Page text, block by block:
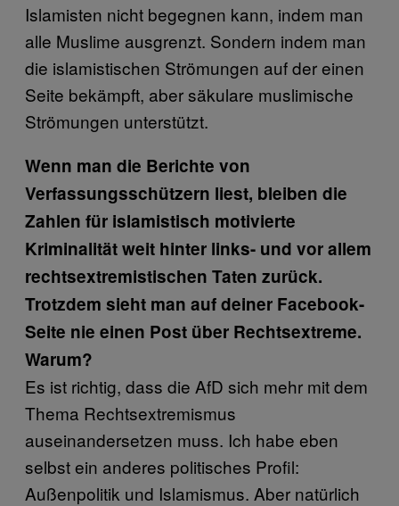
Islamisten nicht begegnen kann, indem man
alle Muslime ausgrenzt. Sondern indem man
die islamistischen Strömungen auf der einen
Seite bekämpft, aber säkulare muslimische
Strömungen unterstützt.
Wenn man die Berichte von
Verfassungsschützern liest, bleiben die
Zahlen für islamistisch motivierte
Kriminalität weit hinter links- und vor allem
rechtsextremistischen Taten zurück.
Trotzdem sieht man auf deiner Facebook-
Seite nie einen Post über Rechtsextreme.
Warum?
Es ist richtig, dass die AfD sich mehr mit dem
Thema Rechtsextremismus
auseinandersetzen muss. Ich habe eben
selbst ein anderes politisches Profil:
Außenpolitik und Islamismus. Aber natürlich